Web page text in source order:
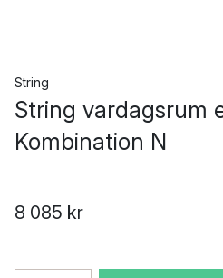
String
String vardagsrum
Kombination N
8 085 kr